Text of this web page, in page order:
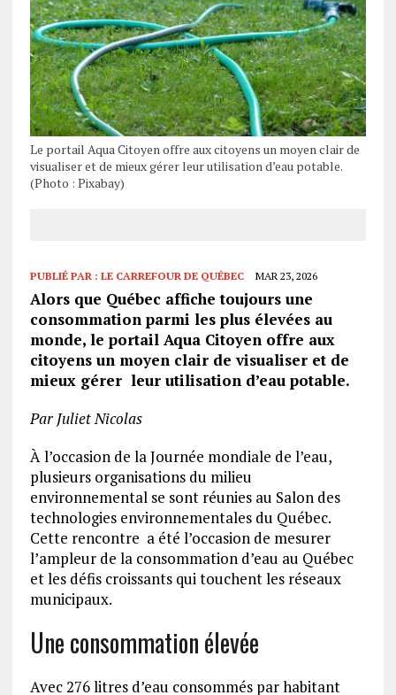
Le portail Aqua Citoyen offre aux citoyens un moyen clair de
visualiser et de mieux gérer leur utilisation d’eau potable.
(Photo : Pixabay)
PUBLIÉ PAR : LE CARREFOUR DE QUÉBEC MAR 23, 2026
Alors que Québec affiche toujours une
consommation parmi les plus élevées au
monde, le portail Aqua Citoyen offre aux
citoyens un moyen clair de visualiser et de
mieux gérer leur utilisation d’eau potable.
Par Juliet Nicolas
À l’occasion de la Journée mondiale de l’eau,
plusieurs organisations du milieu
environnemental se sont réunies au Salon des
technologies environnementales du Québec.
Cette rencontre a été l’occasion de mesurer
l’ampleur de la consommation d’eau au Québec
et les défis croissants qui touchent les réseaux
municipaux.
Une consommation élevée
Avec 276 litres d’eau consommés par habitant